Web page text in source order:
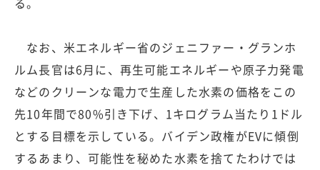
なお、米エネルギー省のジェニファー・グランホ
ルム長官は6月に、再生可能エネルギーや原子力発電
などのクリーンな電力で生産した水素の価格をこの
先10年間で80%引き下げ、1キログラム当たり1ドル
とする目標を示している。バイデン政権がEVに傾倒
するあまり、可能性を秘めた水素を捨てたわけでは